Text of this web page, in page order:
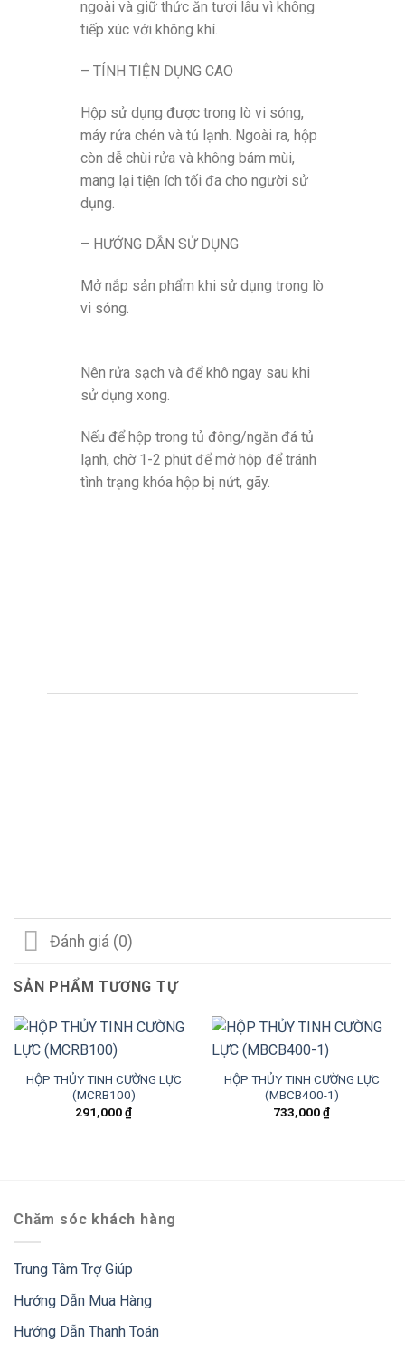
ngoài và giữ thức ăn tươi lâu vì không
tiếp xúc với không khí.
– TÍNH TIỆN DỤNG CAO
Hộp sử dụng được trong lò vi sóng,
máy rửa chén và tủ lạnh. Ngoài ra, hộp
còn dễ chùi rửa và không bám mùi,
mang lại tiện ích tối đa cho người sử
dụng.
– HƯỚNG DẪN SỬ DỤNG
Mở nắp sản phẩm khi sử dụng trong lò
vi sóng.
Nên rửa sạch và để khô ngay sau khi
sử dụng xong.
Nếu để hộp trong tủ đông/ngăn đá tủ
lạnh, chờ 1-2 phút để mở hộp để tránh
tình trạng khóa hộp bị nứt, gãy.
Đánh giá (0)
SẢN PHẨM TƯƠNG TỰ
HỘP THỦY TINH CƯỜNG LỰC
(MCRB100)
291,000₫
HỘP THỦY TINH CƯỜNG LỰC
(MBCB400-1)
733,000₫
Chăm sóc khách hàng
Trung Tâm Trợ Giúp
Hướng Dẫn Mua Hàng
Hướng Dẫn Thanh Toán